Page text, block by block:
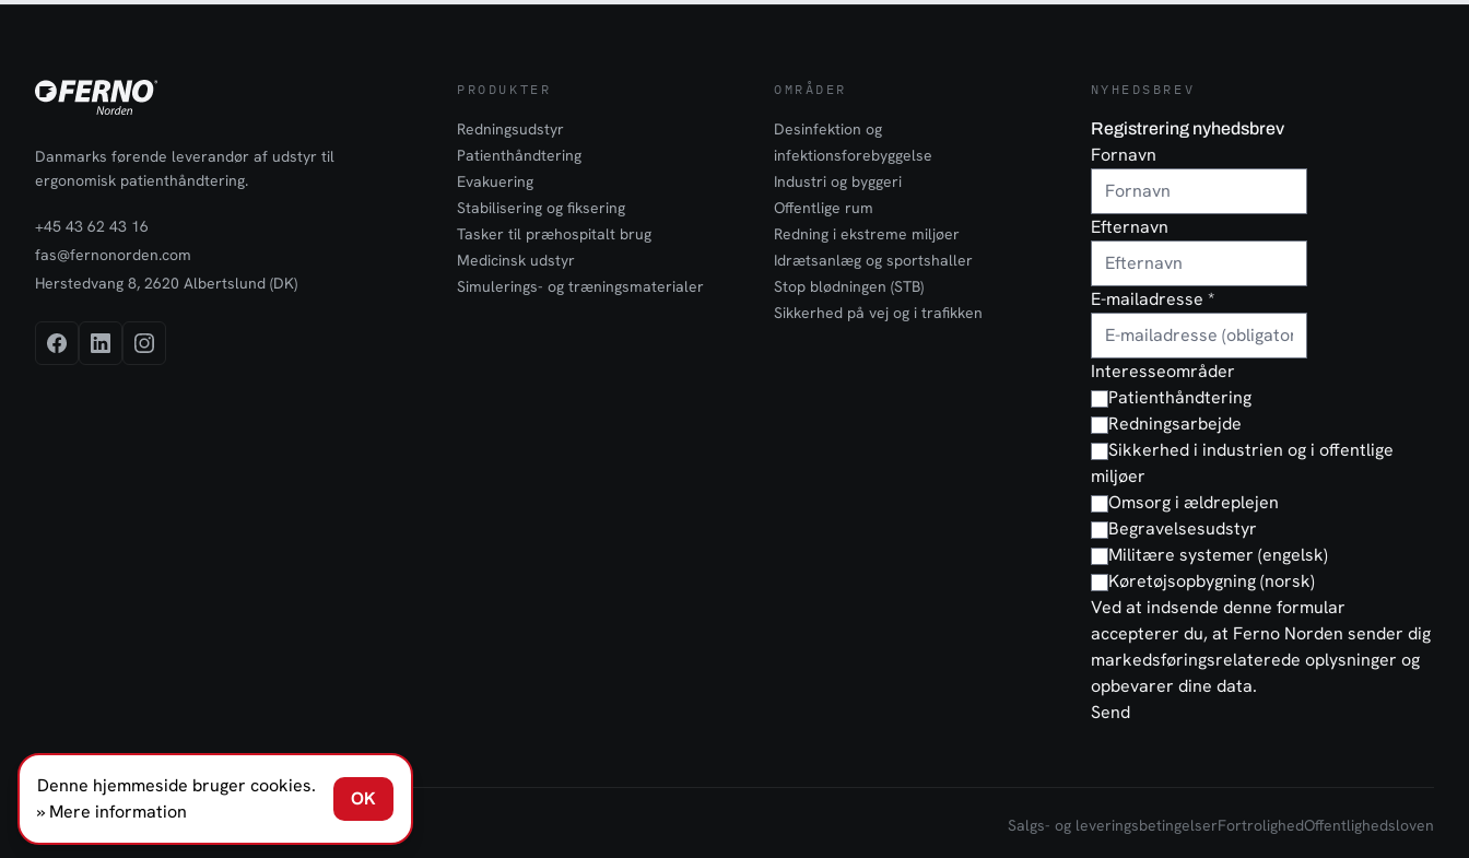
Danmarks førende leverandør af udstyr til
ergonomisk patienthåndtering.
+45 43 62 43 16
fas@fernonorden.com
Herstedvang 8, 2620 Albertslund (DK)
PRODUKTER
Redningsudstyr
Patienthåndtering
Evakuering
Stabilisering og fiksering
Tasker til præhospitalt brug
Medicinsk udstyr
Simulerings- og træningsmaterialer
OMRÅDER
Desinfektion og
infektionsforebyggelse
Industri og byggeri
Offentlige rum
Redning i ekstreme miljøer
Idrætsanlæg og sportshaller
Stop blødningen (STB)
Sikkerhed på vej og i trafikken
NYHEDSBREV
Registrering nyhedsbrev
Fornavn
Efternavn
E-mailadresse *
Interesseområder
Patienthåndtering
Redningsarbejde
Sikkerhed i industrien og i offentlige
miljøer
Omsorg i ældreplejen
Begravelsesudstyr
Militære systemer (engelsk)
Køretøjsopbygning (norsk)
Ved at indsende denne formular
accepterer du, at Ferno Norden sender dig
markedsføringsrelaterede oplysninger og
opbevarer dine data.
Send
Salgs- og leveringsbetingelserFortrolighedOffentlighedsloven
Denne hjemmeside bruger cookies.
» Mere information
OK